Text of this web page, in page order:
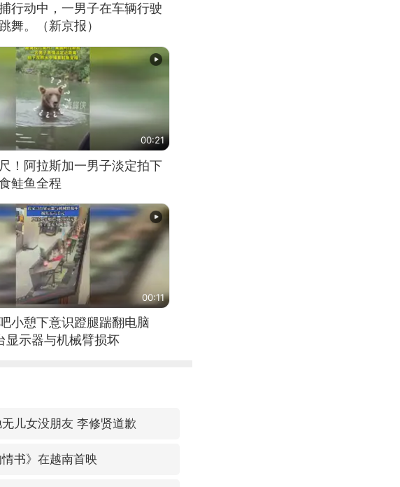
行动中，一男子在车辆行驶
舞。（新京报）
00:21
！阿拉斯加一男子淡定拍下
鲑鱼全程
00:11
小憩下意识蹬腿踹翻电脑
显示器与机械臂损坏
儿女没朋友 李修贤道歉
情书》在越南首映